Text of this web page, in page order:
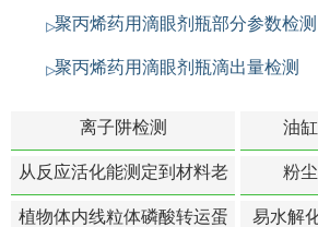
聚丙烯药用滴眼剂瓶部分参数检测
聚丙烯药用滴眼剂瓶滴出量检测
离子阱检测 油
从反应活化能测定到材料老
化寿命预测的经典模型
粉
植物体内线粒体磷酸转运蛋
易水解